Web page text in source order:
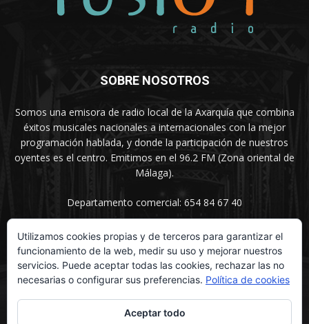
SOBRE NOSOTROS
Somos una emisora de radio local de la Axarquía que combina
éxitos musicales nacionales a internacionales con la mejor
programación hablada, y donde la participación de nuestros
oyentes es el centro. Emitimos en el 96.2 FM (Zona oriental de
Málaga).
Departamento comercial: 654 84 67 40
SÍGUENOS
Utilizamos cookies propias y de terceros para garantizar el
funcionamiento de la web, medir su uso y mejorar nuestros
servicios. Puede aceptar todas las cookies, rechazar las no
necesarias o configurar sus preferencias. Política de cookies
Aceptar todo